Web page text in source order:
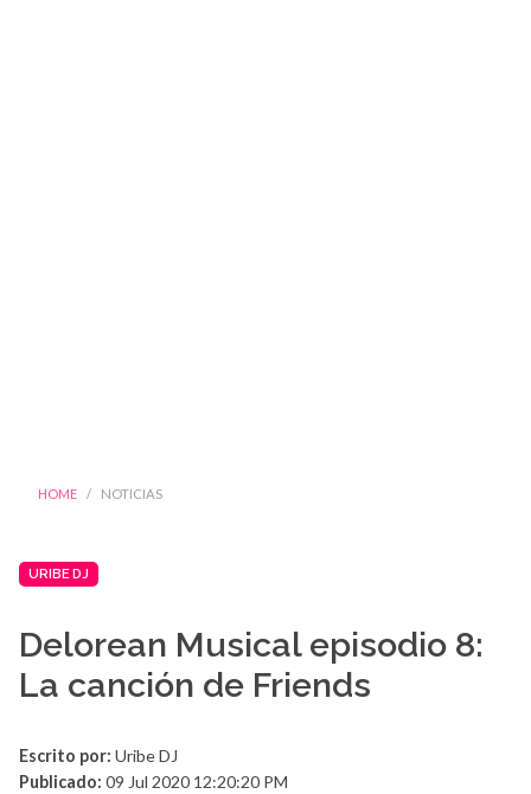
HOME NOTICIAS
URIBE DJ
Delorean Musical episodio 8:
La canción de Friends
Escrito por: Uribe DJ
Publicado: 09 Jul 2020 12:20:20 PM